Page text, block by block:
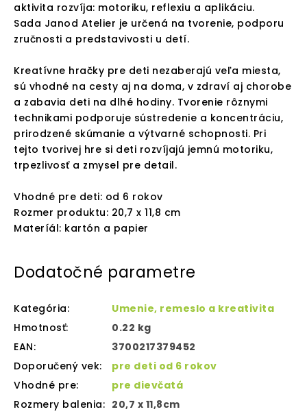
aktivita rozvíja: motoriku, reflexiu a aplikáciu.
Sada Janod Atelier je určená na tvorenie, podporu
zručnosti a predstavivosti u detí.
Kreatívne hračky pre deti nezaberajú veľa miesta,
sú vhodné na cesty aj na doma, v zdraví aj chorobe
a zabavia deti na dlhé hodiny. Tvorenie rôznymi
technikami podporuje sústredenie a koncentráciu,
prirodzené skúmanie a výtvarné schopnosti. Pri
tejto tvorivej hre si deti rozvíjajú jemnú motoriku,
trpezlivosť a zmysel pre detail.
Vhodné pre deti: od 6 rokov
Rozmer produktu: 20,7 x 11,8 cm
Materíál: kartón a papier
Dodatočné parametre
Kategória:
Umenie, remeslo a kreativita
Hmotnosť:
0.22 kg
EAN:
3700217379452
Doporučený vek:
pre deti od 6 rokov
Vhodné pre:
pre dievčatá
Rozmery balenia: 20,7 x 11,8cm